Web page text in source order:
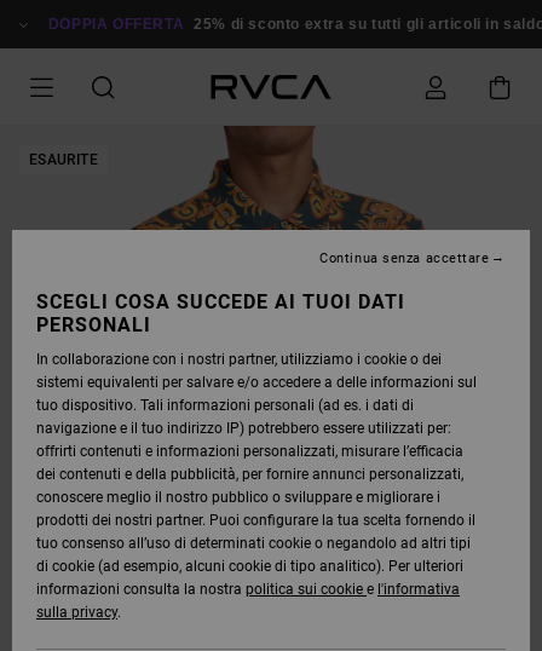
ALLE DOPPIA OFFERTA 25% di sconto extra su tutti gli articoli in saldo
ESAURITE
SCEGLI COSA SUCCEDE AI TUOI DATI
PERSONALI
In collaborazione con i nostri partner, utilizziamo i cookie o dei
sistemi equivalenti per salvare e/o accedere a delle informazioni sul
tuo dispositivo. Tali informazioni personali (ad es. i dati di
navigazione e il tuo indirizzo IP) potrebbero essere utilizzati per:
offrirti contenuti e informazioni personalizzati, misurare l’efficacia
dei contenuti e della pubblicità, per fornire annunci personalizzati,
conoscere meglio il nostro pubblico o sviluppare e migliorare i
prodotti dei nostri partner. Puoi configurare la tua scelta fornendo il
tuo consenso all’uso di determinati cookie o negandolo ad altri tipi
di cookie (ad esempio, alcuni cookie di tipo analitico). Per ulteriori
informazioni consulta la nostra politica sui cookie e l'informativa
sulla privacy.
Continua senza accettare